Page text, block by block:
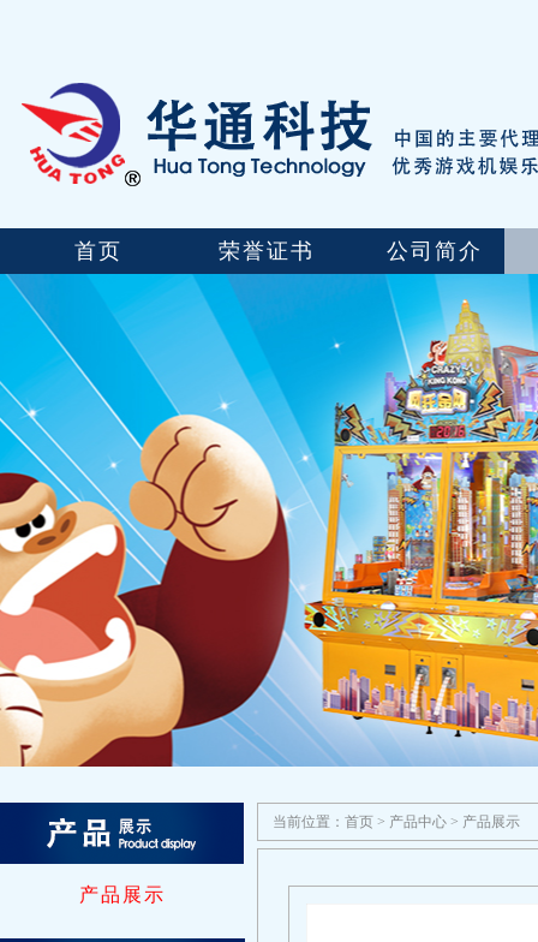
首页 荣誉证书 公司简介
产品展示
当前位置： 首页 > 产品中心 > 产品展示